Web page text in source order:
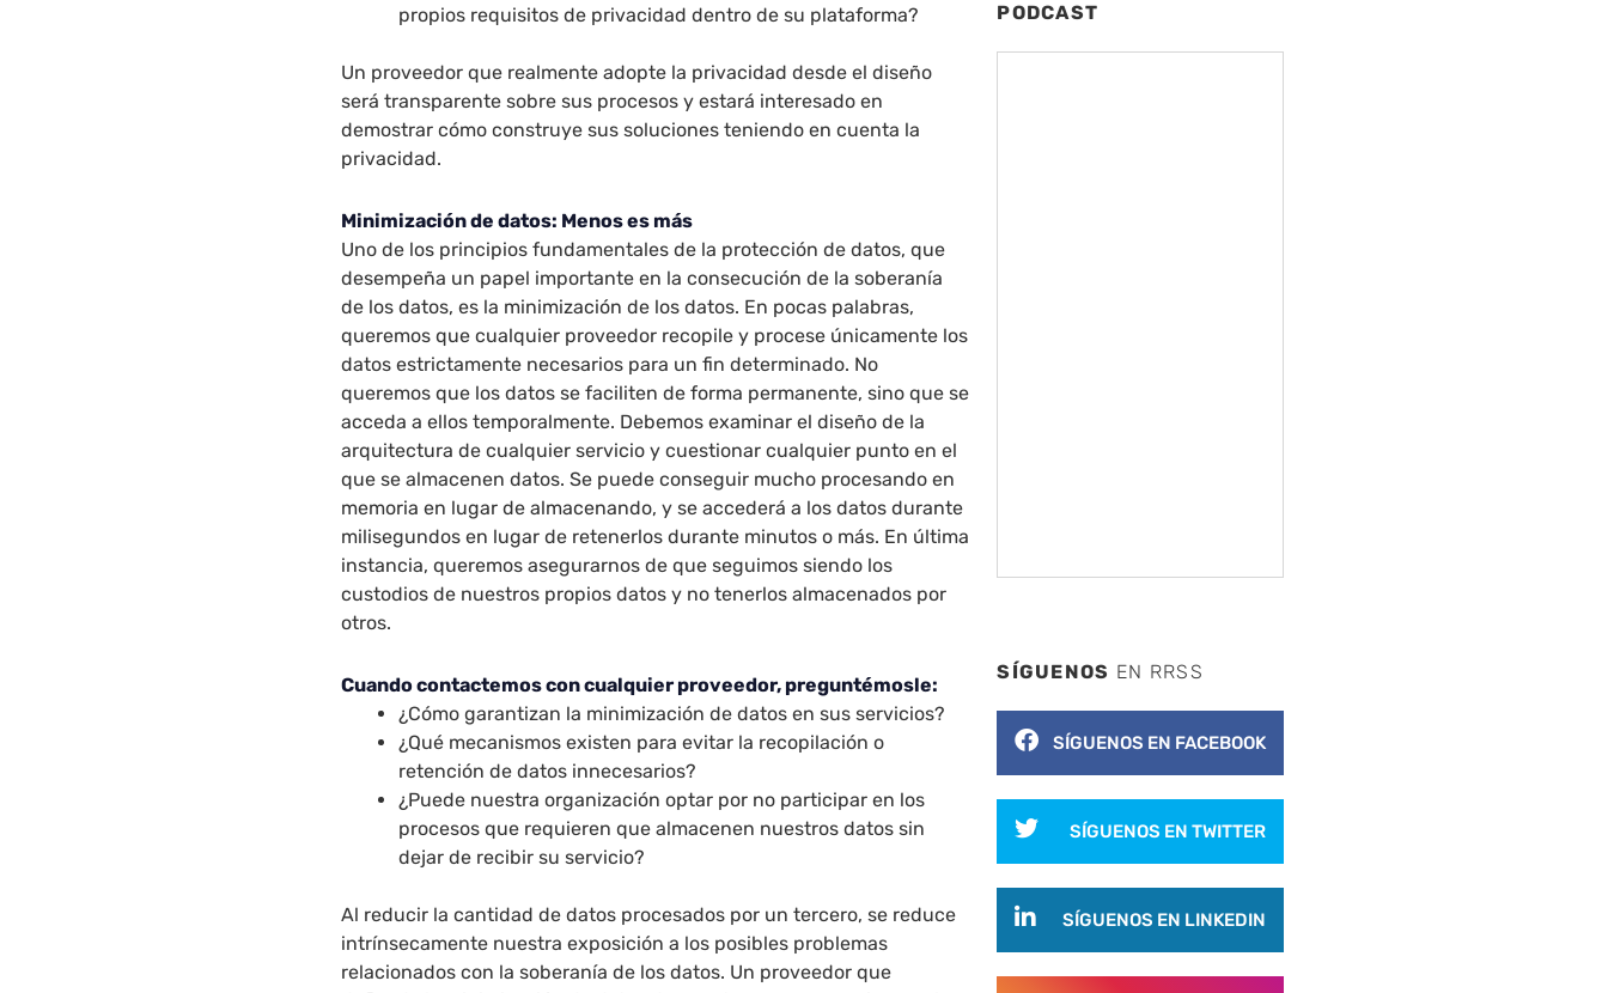
propios requisitos de privacidad dentro de su plataforma?
Un proveedor que realmente adopte la privacidad desde el diseño
será transparente sobre sus procesos y estará interesado en
demostrar cómo construye sus soluciones teniendo en cuenta la
privacidad.
Minimización de datos: Menos es más
Uno de los principios fundamentales de la protección de datos, que
desempeña un papel importante en la consecución de la soberanía
de los datos, es la minimización de los datos. En pocas palabras,
queremos que cualquier proveedor recopile y procese únicamente los
datos estrictamente necesarios para un fin determinado. No
queremos que los datos se faciliten de forma permanente, sino que se
acceda a ellos temporalmente. Debemos examinar el diseño de la
arquitectura de cualquier servicio y cuestionar cualquier punto en el
que se almacenen datos. Se puede conseguir mucho procesando en
memoria en lugar de almacenando, y se accederá a los datos durante
milisegundos en lugar de retenerlos durante minutos o más. En última
instancia, queremos asegurarnos de que seguimos siendo los
custodios de nuestros propios datos y no tenerlos almacenados por
otros.
Cuando contactemos con cualquier proveedor, preguntémosle:
¿Cómo garantizan la minimización de datos en sus servicios?
¿Qué mecanismos existen para evitar la recopilación o
retención de datos innecesarios?
¿Puede nuestra organización optar por no participar en los
procesos que requieren que almacenen nuestros datos sin
dejar de recibir su servicio?
Al reducir la cantidad de datos procesados por un tercero, se reduce
intrínsecamente nuestra exposición a los posibles problemas
relacionados con la soberanía de los datos. Un proveedor que
PODCAST
SÍGUENOS EN RRSS
SÍGUENOS EN FACEBOOK
SÍGUENOS EN TWITTER
SÍGUENOS EN LINKEDIN